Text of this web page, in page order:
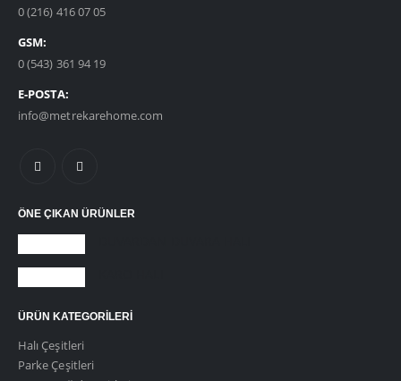
0 (216) 416 07 05
GSM:
0 (543) 361 94 19
E-POSTA:
info@metrekarehome.com
ÖNE ÇIKAN ÜRÜNLER
ÜRÜN KATEGORILERI
Halı Çeşitleri
Parke Çeşitleri